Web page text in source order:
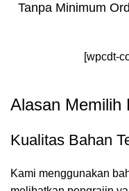
Tanpa Minimum
[wpcdt-
Alasan Memilih
Kualitas Bahan
Kami menggunakan